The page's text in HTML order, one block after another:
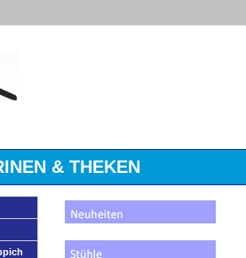
& THEKEN